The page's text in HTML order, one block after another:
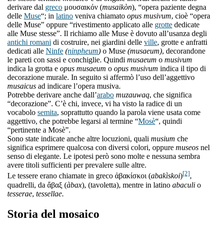
derivare dal greco μουσαικόν (musaikòn), “opera paziente degna
delle Muse“; in latino veniva chiamato opus musivum, cioè “opera
delle Muse” oppure “rivestimento applicato alle grotte dedicate
alle Muse stesse”. Il richiamo alle Muse è dovuto all’usanza degli
antichi romani di costruire, nei giardini delle ville, grotte e anfratti
dedicati alle Ninfe (ninpheum) o Muse (musaeum), decorandone
le pareti con sassi e conchiglie. Quindi musaeum o musivum
indica la grotta e opus musaeum o opus musivum indica il tipo di
decorazione murale. In seguito si affermò l’uso dell’aggettivo
musaicus ad indicare l’opera musiva.
Potrebbe derivare anche dall’arabo muzauwaq, che significa
“decorazione”. C’è chi, invece, vi ha visto la radice di un
vocabolo semita, soprattutto quando la parola viene usata come
aggettivo, che potrebbe legarsi al termine “Mosè“, quindi
“pertinente a Mosè”.
Sono state indicate anche altre locuzioni, quali musium che
significa esprimere qualcosa con diversi colori, oppure museos nel
senso di elegante. Le ipotesi però sono molte e nessuna sembra
avere titoli sufficienti per prevalere sulle altre.
Le tessere erano chiamate in greco ἀβακίσκοι (abakìskoi)[2],
quadrelli, da ἄβαξ (àbax), (tavoletta), mentre in latino abaculi o
tesserae, tessellae.
Storia del mosaico